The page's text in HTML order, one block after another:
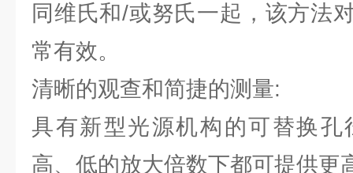
同维氏和/或努氏一起，该方法
常有效。
清晰的观查和简捷的测量:
具有新型光源机构的可替换孔
高、低的放大倍数下都可提供更